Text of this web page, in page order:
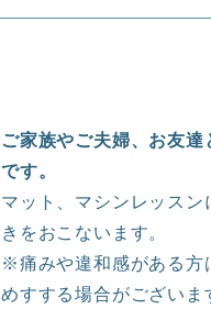
ご家族やご夫婦、お友
です。
マット、マシンレッス
きをおこないます。
​※痛みや違和感がある方
めすする場合がございま